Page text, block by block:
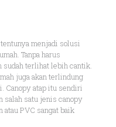
menjadi solusi
Tanpa harus
sudah terlihat lebih cantik.
juga akan terlindung
Canopy atap itu sendiri
salah satu jenis canopy
atau PVC sangat baik